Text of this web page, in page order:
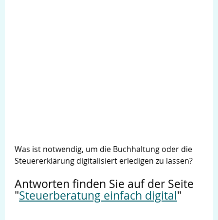
Was ist notwendig, um die Buchhaltung oder die
Steuererklärung digitalisiert erledigen zu lassen?
Antworten finden Sie auf der Seite
"Steuerberatung einfach digital"